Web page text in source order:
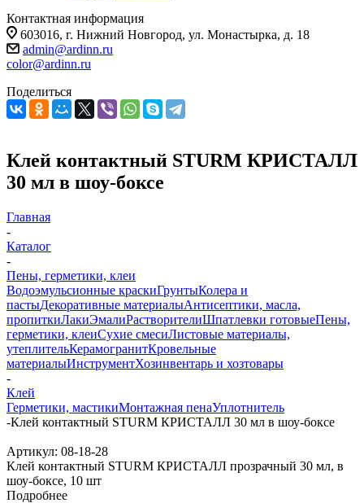
Контактная информация
603016, г. Нижний Новгород, ул. Монастырка, д. 18
admin@ardinn.ru
color@ardinn.ru
Поделиться
Клей контактный STURM КРИСТАЛЛ
30 мл в шоу-боксе
Главная
-
Каталог
-
Пены, герметики, клеи
Водоэмульсионные краскиГрунтыКолера и
пастыДекоративные материалыАнтисептики, масла,
пропиткиЛакиЭмалиРастворителиШпатлевки готовыеПены,
герметики, клеиСухие смесиЛистовые материалы,
утеплительКерамогранитКровельные
материалыИнструментХозинвентарь и хозтовары
-
Клей
Герметики, мастикиМонтажная пенаУплотнитель
-Клей контактный STURM КРИСТАЛЛ 30 мл в шоу-боксе
Артикул: 08-18-28
Клей контактный STURM КРИСТАЛЛ прозрачный 30 мл, в
шоу-боксе, 10 шт
Подробнее